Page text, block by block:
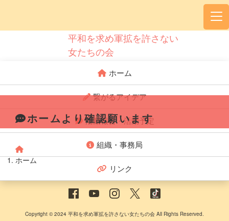
平和を求め軍拡を許さない
女たちの会
ホーム
繋がるアイデア
活動報告・活動予定
組織・事務局
リンク
ホームより確認願います
ホーム
Copyright © 2024 平和を求め軍拡を許さない女たちの会 All Rights Reserved.